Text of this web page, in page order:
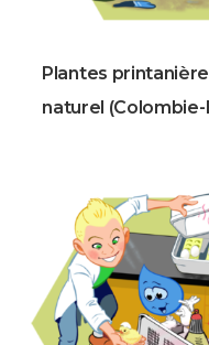
Plantes
naturel